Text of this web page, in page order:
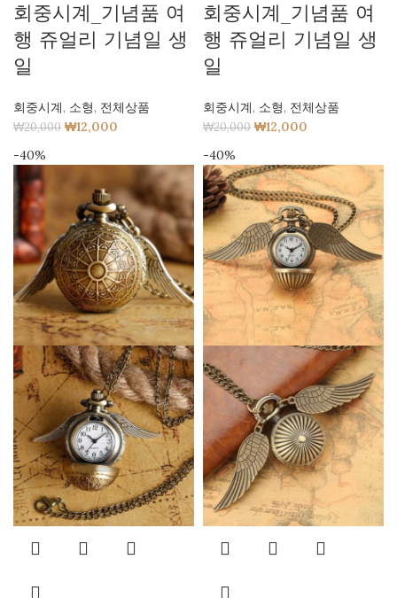
회중시계_기념품 여
행 쥬얼리 기념일 생
일
회중시계, 소형, 전체상품
₩20,000 ₩12,000
회중시계_기념품 여
행 쥬얼리 기념일 생
일
회중시계, 소형, 전체상품
₩20,000 ₩12,000
-40%
-40%